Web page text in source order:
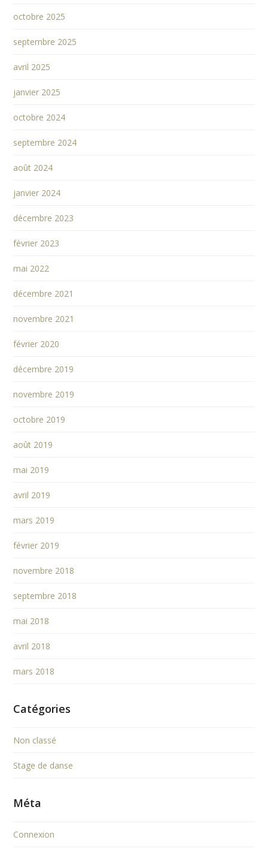
octobre 2025
septembre 2025
avril 2025
janvier 2025
octobre 2024
septembre 2024
août 2024
janvier 2024
décembre 2023
février 2023
mai 2022
décembre 2021
novembre 2021
février 2020
décembre 2019
novembre 2019
octobre 2019
août 2019
mai 2019
avril 2019
mars 2019
février 2019
novembre 2018
septembre 2018
mai 2018
avril 2018
mars 2018
Catégories
Non classé
Stage de danse
Méta
Connexion